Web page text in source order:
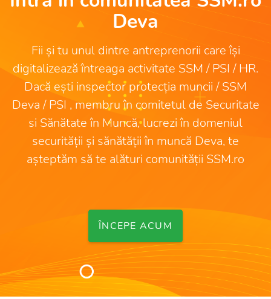
Deva
Fii și tu unul dintre antreprenorii care își
digitalizează întreaga activitate SSM / PSI / HR.
Dacă ești inspector protecția muncii / SSM
Deva / PSI , membru în comitetul de Securitate
si Sănătate în Muncă, lucrezi în domeniul
securității și sănătății în muncă Deva, te
așteptăm să te alături comunității SSM.ro
ÎNCEPE ACUM